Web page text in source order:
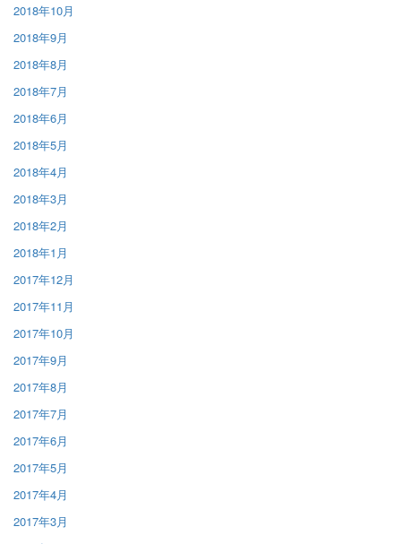
2018年10月
2018年9月
2018年8月
2018年7月
2018年6月
2018年5月
2018年4月
2018年3月
2018年2月
2018年1月
2017年12月
2017年11月
2017年10月
2017年9月
2017年8月
2017年7月
2017年6月
2017年5月
2017年4月
2017年3月